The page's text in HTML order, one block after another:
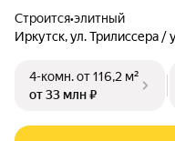
Строится•элитный
Иркутск, ул. Трилиссера /
4-комн.от 116,2 м²
от 33 млн ₽